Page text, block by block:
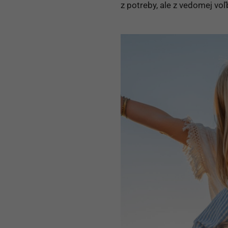
z potreby, ale z vedomej